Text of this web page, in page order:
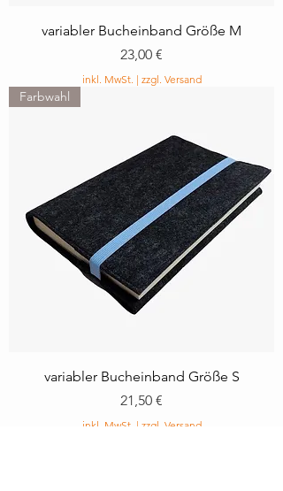
variabler Bucheinband Größe M
Preis
23,00 €
inkl. MwSt. | zzgl. Versand
Farbwahl
variabler Bucheinband Größe S
Preis
21,50 €
inkl. MwSt. | zzgl. Versand